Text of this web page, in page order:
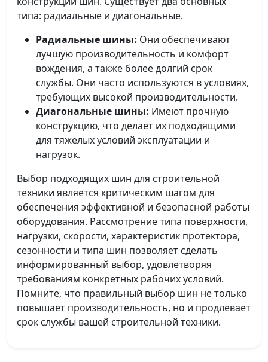
типа: радиальные и диагональные.
Радиальные шины: Они обеспечивают
лучшую производительность и комфорт
вождения, а также более долгий срок
службы. Они часто используются в условиях,
требующих высокой производительности.
Диагональные шины: Имеют прочную
конструкцию, что делает их подходящими
для тяжелых условий эксплуатации и
нагрузок.
Выбор подходящих шин для строительной
техники является критическим шагом для
обеспечения эффективной и безопасной работы
оборудования. Рассмотрение типа поверхности,
нагрузки, скорости, характеристик протектора,
сезонности и типа шин позволяет сделать
информированный выбор, удовлетворяя
требованиям конкретных рабочих условий.
Помните, что правильный выбор шин не только
повышает производительность, но и продлевает
срок службы вашей строительной техники.